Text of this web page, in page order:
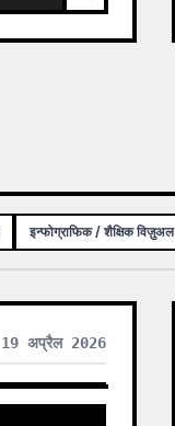
इन्फोग्राफिक / शैक्षिक विज़ुअल
19 अप्रैल 2026